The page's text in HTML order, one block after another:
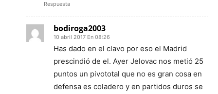
Respuesta
bodiroga2003
10 abril 2017 En 08:26
Has dado en el clavo por eso el Madrid
prescindió de el. Ayer Jelovac nos metió 25
puntos un pivototal que no es gran cosa en
defensa es coladero y en partidos duros se